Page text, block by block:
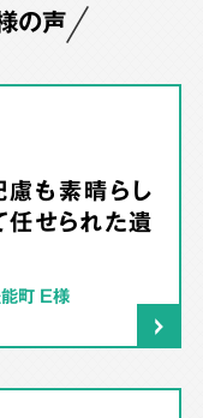
の声
も素晴らし
任せられた遺
町 E様